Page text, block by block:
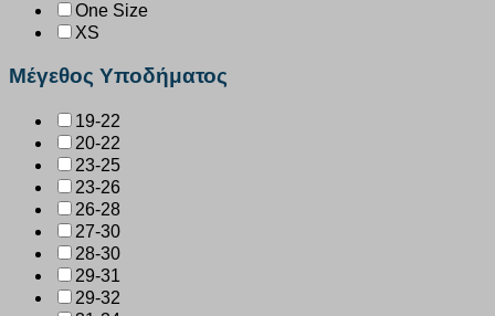
One Size
XS
Μέγεθος Υποδήματος
19-22
20-22
23-25
23-26
26-28
27-30
28-30
29-31
29-32